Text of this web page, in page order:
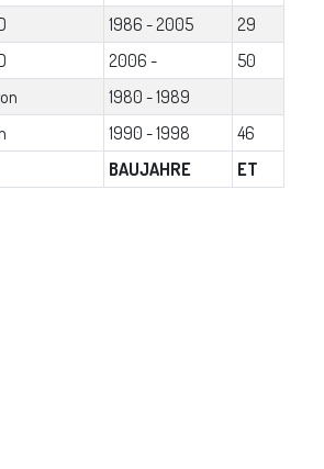
1986 - 2005
29
2006 -
50
1980 - 1989
1990 - 1998
46
BAUJAHRE ET